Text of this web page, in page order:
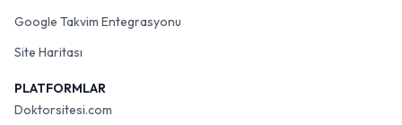
Google Takvim Entegrasyonu
Site Haritası
PLATFORMLAR
Doktorsitesi.com